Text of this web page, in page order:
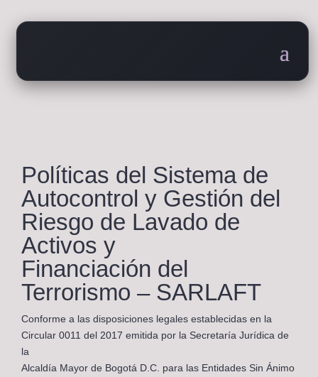
Políticas del Sistema de
Autocontrol y Gestión del
Riesgo de Lavado de
Activos y
Financiación del
Terrorismo – SARLAFT
Conforme a las disposiciones legales establecidas en la
Circular 0011 del 2017 emitida por la Secretaría Jurídica de
la
Alcaldía Mayor de Bogotá D.C. para las Entidades Sin Ánimo